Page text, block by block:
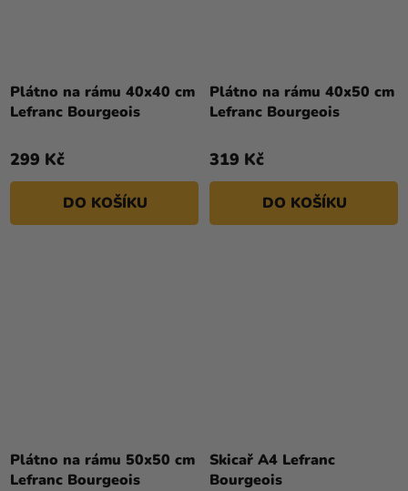
Plátno na rámu 40x40 cm
Lefranc Bourgeois
299 Kč
DO KOŠÍKU
Plátno na rámu 40x50 cm
Lefranc Bourgeois
319 Kč
DO KOŠÍKU
Plátno na rámu 50x50 cm
Lefranc Bourgeois
Skicař A4 Lefranc
Bourgeois